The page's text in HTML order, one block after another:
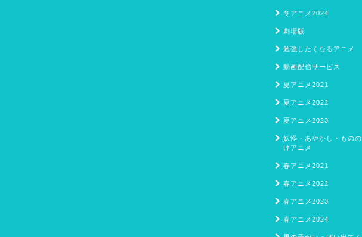
冬アニメ2024
劇場版
勉強したくなるアニメ
動画配信サービス
夏アニメ2021
夏アニメ2022
夏アニメ2023
妖怪・あやかし・ものの
けアニメ
春アニメ2021
春アニメ2022
春アニメ2023
春アニメ2024